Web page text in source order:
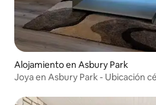
Alojamiento en Asbury Park
Joya en Asbury Park - Ubicación